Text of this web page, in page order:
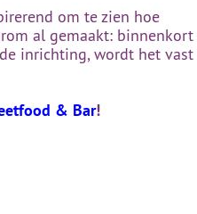
om te zien hoe
al gemaakt: binnenkort
inrichting, wordt het vast
& Bar!